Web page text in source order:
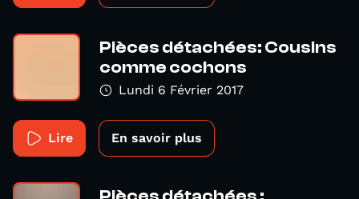
Pièces détachées: Cousins
comme cochons
Lundi 6 Février 2017
Lire En savoir plus